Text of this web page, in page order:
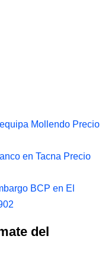
Mollendo Precio
en Tacna Precio
BCP en El
del